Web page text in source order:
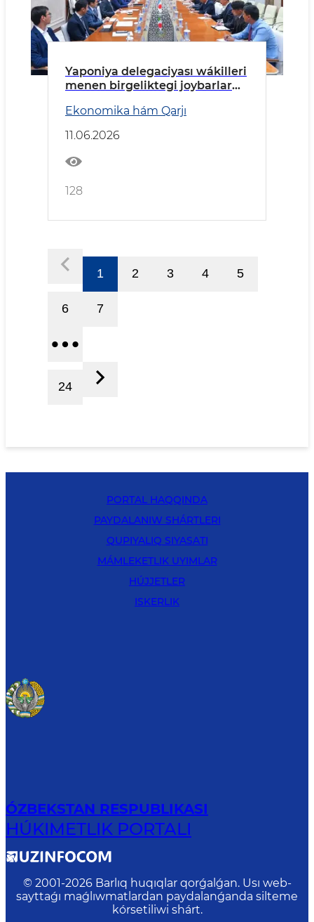
Yaponiya delegaciyası wákilleri
menen birgeliktegi joybarlar
Ekonomika hám Qarjı
11.06.2026
128
1 2 3 4 5
6 7
24
PORTAL HAQQINDA
PAYDALANIW SHÁRTLERI
QUPIYALIQ SIYASATI
MÁMLEKETLIK UYIMLAR
HÚJJETLER
ISKERLIK
ÓZBEKSTAN RESPUBLIKASI
HÚKIMETLIK PORTALI
© 2001-2026 Barlıq huqıqlar qorǵalǵan. Usı web-
sayttaǵı maǵlıwmatlardan paydalanǵanda silteme
kórsetiliwi shárt.